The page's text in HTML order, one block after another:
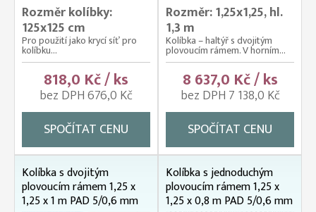
Rozměr kolíbky:
125x125 cm
Pro použití jako krycí síť pro
kolíbku...
818,0 Kč / ks
bez DPH 676,0 Kč
SPOČÍTAT CENU
Rozměr: 1,25x1,25, hl.
1,3 m
Kolíbka – haltýř s dvojitým
plovoucím rámem. V horním...
8 637,0 Kč / ks
bez DPH 7 138,0 Kč
SPOČÍTAT CENU
Kolíbka s dvojitým
plovoucím rámem 1,25 x
1,25 x 1 m PAD 5/0,6 mm
Kolíbka s jednoduchým
plovoucím rámem 1,25 x
1,25 x 0,8 m PAD 5/0,6 mm